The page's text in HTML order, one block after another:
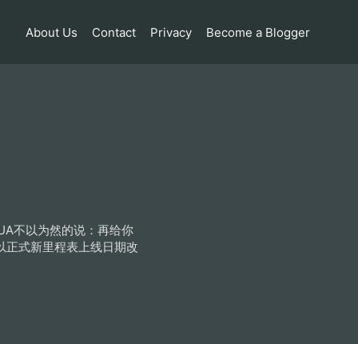
About Us Contact Privacy Become a Blogger
不以为然的说：再给你
正式新里程表上线日期改